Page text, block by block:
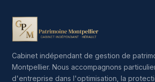
Cabinet indépendant de gestion de
Montpellier. Nous accompagnons
d'entreprise dans l'optimisation, la